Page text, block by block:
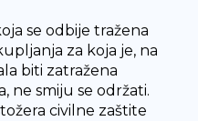
se odbije tražena
za koja je, na
biti zatražena
ne smiju se održati.
civilne zaštite